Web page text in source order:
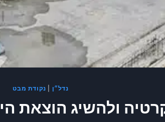
נדל״ן נקודת מבט
ולהשיג הוצאת